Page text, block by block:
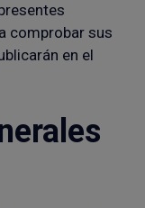
comprobar sus
en el